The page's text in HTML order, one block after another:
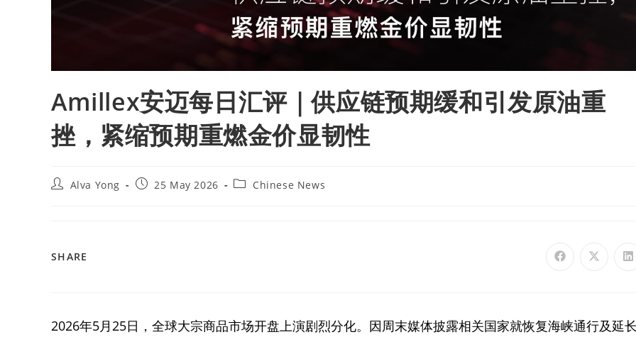
Amillex安迈每日汇评｜供应链预期缓和引发原油重
挫，紧缩预期重燃金价显韧性
Alva Yong 25 May 2026 Chinese News
SHARE
2026年5月25日，全球大宗商品市场开盘上演剧烈分化。因周末媒体披露相关国家就恢复海峡通行及延